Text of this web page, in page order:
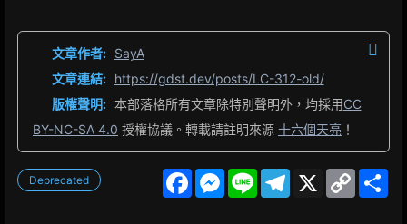
文章作者: SayA
文章連結: https://gdst.dev/posts/LC-312-old/
版權聲明: 本部落格所有文章除特別聲明外，均採用CC
BY-NC-SA 4.0 授權協議。轉載請註明來源 十六個天亮 ！
Deprecated
F
M
L
X
C